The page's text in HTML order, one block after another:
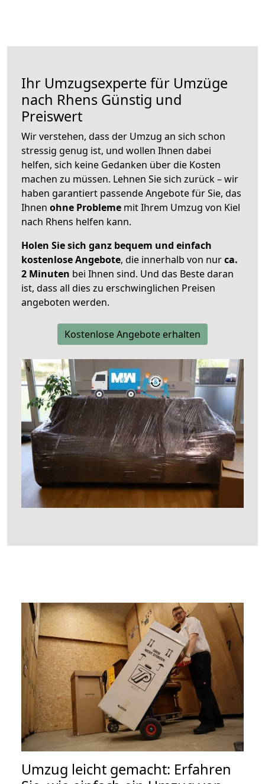
Ihr Umzugsexperte für Umzüge
nach Rhens Günstig und
Preiswert
Wir verstehen, dass der Umzug an sich schon
stressig genug ist, und wollen Ihnen dabei
helfen, sich keine Gedanken über die Kosten
machen zu müssen. Lehnen Sie sich zurück – wir
haben garantiert passende Angebote für Sie, das
Ihnen ohne Probleme mit Ihrem Umzug von Kiel
nach Rhens helfen kann.
Holen Sie sich ganz bequem und einfach
kostenlose Angebote, die innerhalb von nurca.
2 Minuten bei Ihnen sind. Und das Beste daran
ist, dass all dies zu erschwinglichen Preisen
angeboten werden.
Kostenlose Angebote erhalten
Umzug leicht gemacht: Erfahren